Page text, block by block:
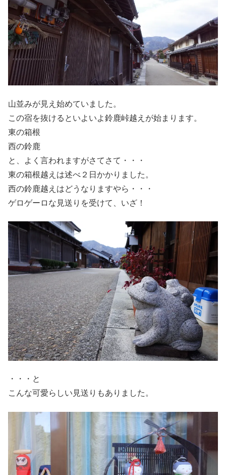
山並みが見え始めていました。
この宿を抜けるといよいよ鈴鹿峠越えが始まります。
東の箱根
西の鈴鹿
と、よく言われますがさてさて・・・
東の箱根越えは述べ２日かかりました。
西の鈴鹿越えはどうなりますやら・・・
ゲロゲーロな見送りを受けて、いざ！
・・・と
こんな可愛らしい見送りもありました。